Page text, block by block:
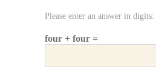
Please enter an answer in digits:
four + four =